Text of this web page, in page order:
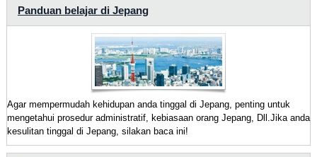
Panduan belajar di Jepang
Agar mempermudah kehidupan anda tinggal di Jepang, penting untuk
mengetahui prosedur administratif, kebiasaan orang Jepang, Dll.Jika anda
kesulitan tinggal di Jepang, silakan baca ini!